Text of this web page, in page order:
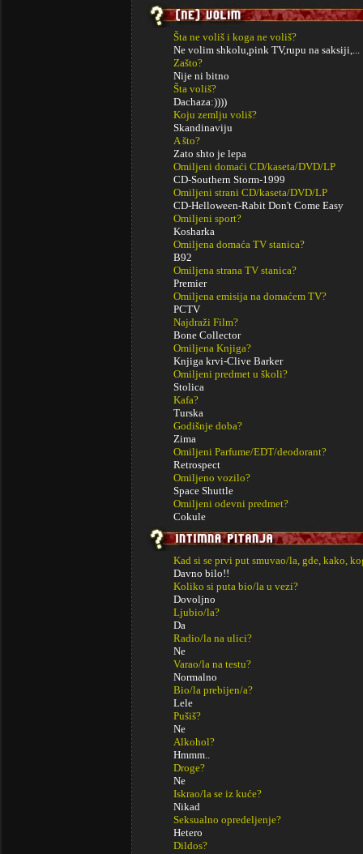
Šta ne voliš i koga ne voliš?
Ne volim shkolu,pink TV,rupu na saksiji,...
Zašto?
Nije ni bitno
Šta voliš?
Dachaza:))))
Koju zemlju voliš?
Skandinaviju
A što?
Zato shto je lepa
Omiljeni domaći CD/kaseta/DVD/LP
CD-Southern Storm-1999
Omiljeni strani CD/kaseta/DVD/LP
CD-Helloween-Rabit Don't Come Easy
Omiljeni sport?
Kosharka
Omiljena domaća TV stanica?
B92
Omiljena strana TV stanica?
Premier
Omiljena emisija na domaćem TV?
PCTV
Najdraži Film?
Bone Collector
Omiljena Knjiga?
Knjiga krvi-Clive Barker
Omiljeni predmet u školi?
Stolica
Kafa?
Turska
Godišnje doba?
Zima
Omiljeni Parfume/EDT/deodorant?
Retrospect
Omiljeno vozilo?
Space Shuttle
Omiljeni odevni predmet?
Cokule
Kad si se prvi put smuvao/la, gde, kako,
Davno bilo!!
Koliko si puta bio/la u vezi?
Dovoljno
Ljubio/la?
Da
Radio/la na ulici?
Ne
Varao/la na testu?
Normalno
Bio/la prebijen/a?
Lele
Pušiš?
Ne
Alkohol?
Hmmm..
Droge?
Ne
Iskrao/la se iz kuće?
Nikad
Seksualno opredeljenje?
Hetero
Dildos?